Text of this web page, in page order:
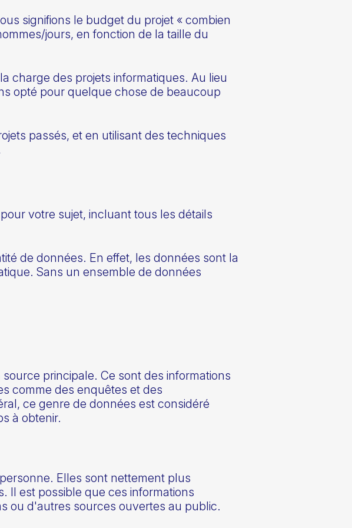
signifions le budget du projet « combien
jours, en fonction de la taille du
charge des projets informatiques. Au lieu
opté pour quelque chose de beaucoup
passés, et en utilisant des techniques
votre sujet, incluant tous les détails
de données. En effet, les données sont la
Sans un ensemble de données
principale. Ce sont des informations
comme des enquêtes et des
ce genre de données est considéré
à obtenir.
Elles sont nettement plus
Il est possible que ces informations
ou d'autres sources ouvertes au public.